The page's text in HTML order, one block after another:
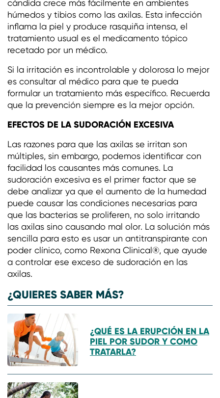
cándida crece más fácilmente en ambientes
húmedos y tibios como las axilas. Esta infección
inflama la piel y produce rasquiña intensa, el
tratamiento usual es el medicamento tópico
recetado por un médico.
Si la irritación es incontrolable y dolorosa lo mejor
es consultar al médico para que te pueda
formular un tratamiento más específico. Recuerda
que la prevención siempre es la mejor opción.
EFECTOS DE LA SUDORACIÓN EXCESIVA
Las razones para que las axilas se irritan son
múltiples, sin embargo, podemos identificar con
facilidad los causantes más comunes. La
sudoración excesiva es el primer factor que se
debe analizar ya que el aumento de la humedad
puede causar las condiciones necesarias para
que las bacterias se proliferen, no solo irritando
las axilas sino causando mal olor. La solución más
sencilla para esto es usar un antitranspirante con
poder clínico, como Rexona Clinical®, que ayude
a controlar ese exceso de sudoración en las
axilas.
¿QUIERES SABER MÁS?
¿QUÉ ES LA ERUPCIÓN EN LA
PIEL POR SUDOR Y COMO
TRATARLA?